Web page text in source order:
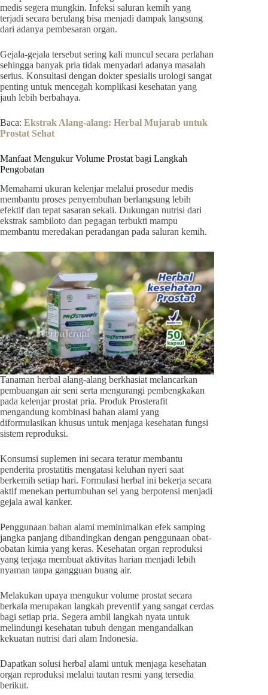
medis segera mungkin. Infeksi saluran kemih yang
terjadi secara berulang bisa menjadi dampak langsung
dari adanya pembesaran organ.
Gejala-gejala tersebut sering kali muncul secara perlahan
sehingga banyak pria tidak menyadari adanya masalah
serius. Konsultasi dengan dokter spesialis urologi sangat
penting untuk mencegah komplikasi kesehatan yang
jauh lebih berbahaya.
Baca: Ekstrak Alang-alang: Herbal Mujarab untuk
Prostat Sehat
Manfaat Mengukur Volume Prostat bagi Langkah
Pengobatan
Memahami ukuran kelenjar melalui prosedur medis
membantu proses penyembuhan berlangsung lebih
efektif dan tepat sasaran sekali. Dukungan nutrisi dari
ekstrak sambiloto dan pegagan terbukti mampu
membantu meredakan peradangan pada saluran kemih.
Tanaman herbal alang-alang berkhasiat melancarkan
pembuangan air seni serta mengurangi pembengkakan
pada kelenjar prostat pria. Produk Prosterafit
mengandung kombinasi bahan alami yang
diformulasikan khusus untuk menjaga kesehatan fungsi
sistem reproduksi.
Konsumsi suplemen ini secara teratur membantu
penderita prostatitis mengatasi keluhan nyeri saat
berkemih setiap hari. Formulasi herbal ini bekerja secara
aktif menekan pertumbuhan sel yang berpotensi menjadi
gejala awal kanker.
Penggunaan bahan alami meminimalkan efek samping
jangka panjang dibandingkan dengan penggunaan obat-
obatan kimia yang keras. Kesehatan organ reproduksi
yang terjaga membuat aktivitas harian menjadi lebih
nyaman tanpa gangguan buang air.
Melakukan upaya mengukur volume prostat secara
berkala merupakan langkah preventif yang sangat cerdas
bagi setiap pria. Segera ambil langkah nyata untuk
melindungi kesehatan tubuh dengan mengandalkan
kekuatan nutrisi dari alam Indonesia.
Dapatkan solusi herbal alami untuk menjaga kesehatan
organ reproduksi melalui tautan resmi yang tersedia
berikut.